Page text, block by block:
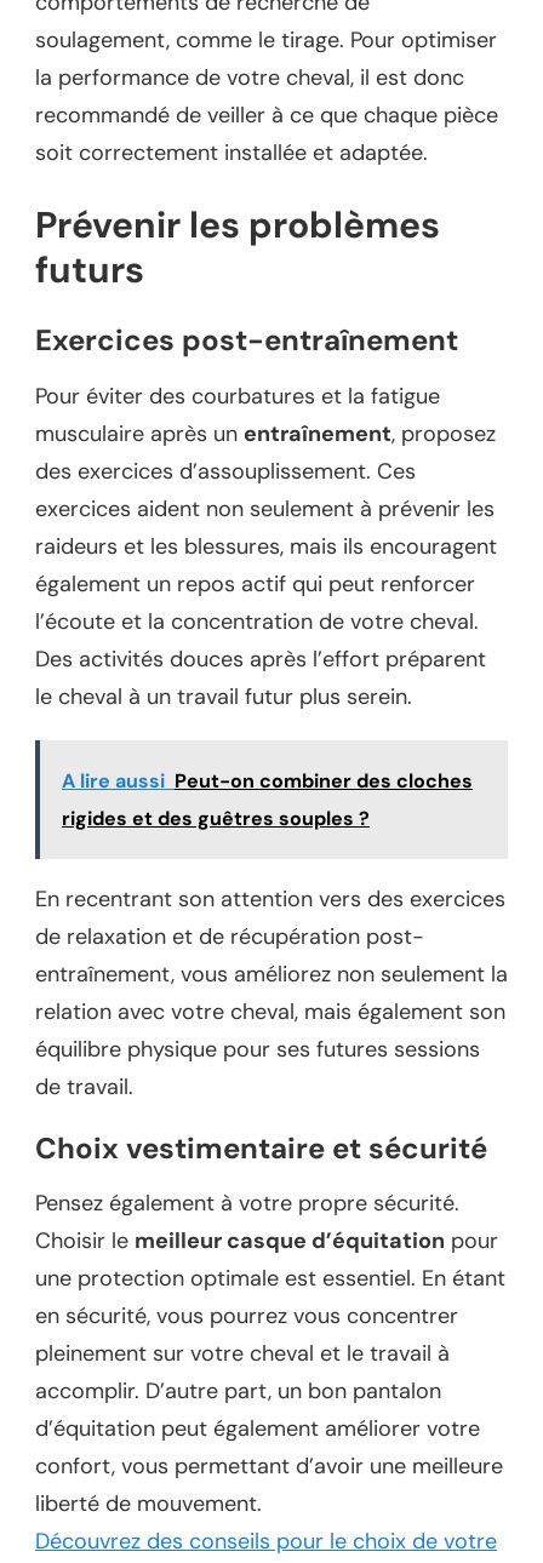
soulagement, comme le tirage. Pour optimiser
la performance de votre cheval, il est donc
recommandé de veiller à ce que chaque pièce
soit correctement installée et adaptée.
Prévenir les problèmes
futurs
Exercices post-entraînement
Pour éviter des courbatures et la fatigue
musculaire après un entraînement, proposez
des exercices d’assouplissement. Ces
exercices aident non seulement à prévenir les
raideurs et les blessures, mais ils encouragent
également un repos actif qui peut renforcer
l’écoute et la concentration de votre cheval.
Des activités douces après l’effort préparent
le cheval à un travail futur plus serein.
A lire aussi Peut-on combiner des cloches
rigides et des guêtres souples ?
En recentrant son attention vers des exercices
de relaxation et de récupération post-
entraînement, vous améliorez non seulement la
relation avec votre cheval, mais également son
équilibre physique pour ses futures sessions
de travail.
Choix vestimentaire et sécurité
Pensez également à votre propre sécurité.
Choisir le meilleur casque d’équitation pour
une protection optimale est essentiel. En étant
en sécurité, vous pourrez vous concentrer
pleinement sur votre cheval et le travail à
accomplir. D’autre part, un bon pantalon
d’équitation peut également améliorer votre
confort, vous permettant d’avoir une meilleure
liberté de mouvement.
Découvrez des conseils pour le choix de votre